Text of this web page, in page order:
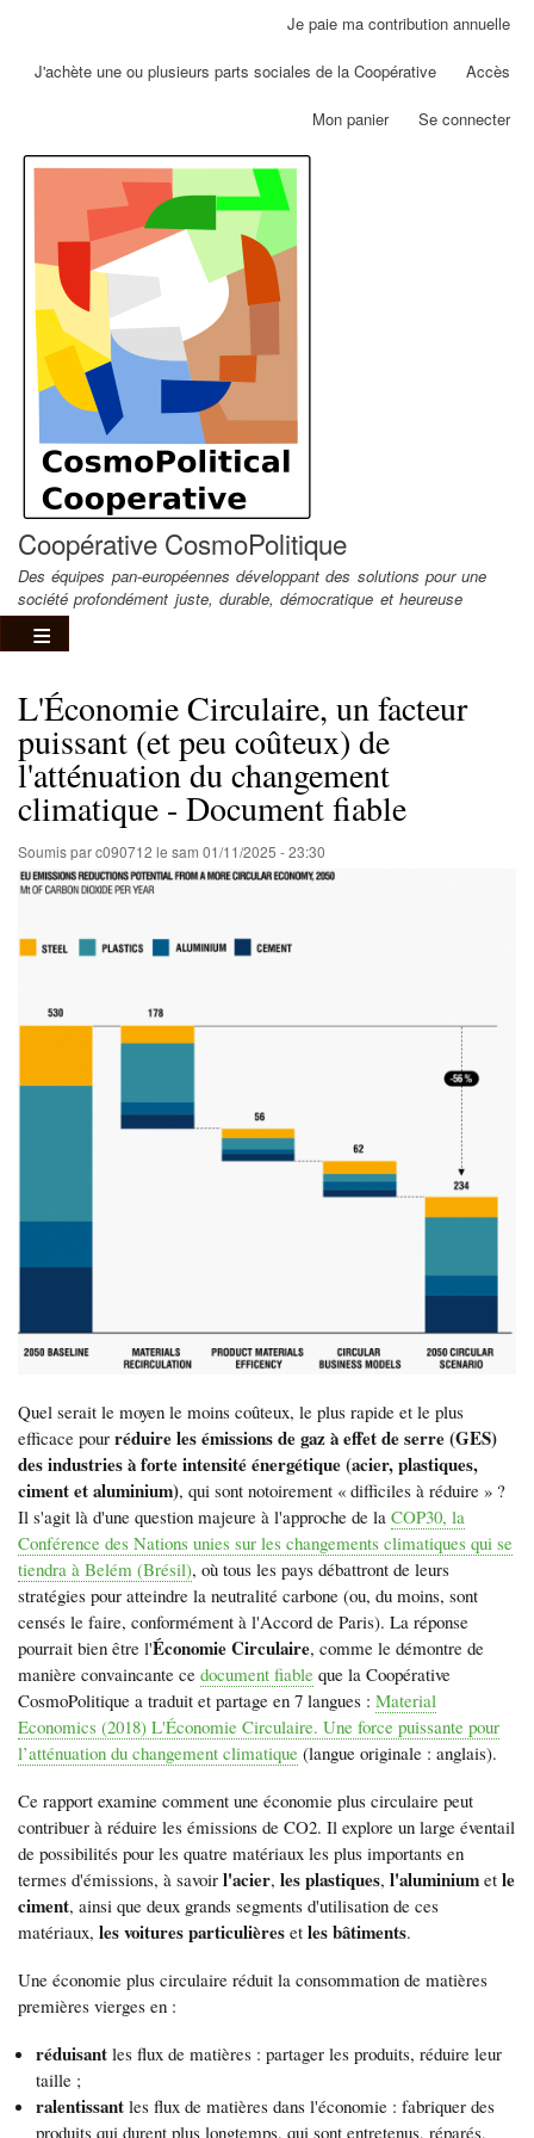
Aller
contenu
Je paie ma contribution annuelle
J'achète une ou plusieurs parts sociales de la Coopérative Accès
Mon panier Se connecter
Coopérative CosmoPolitique
Des équipes pan-européennes développant des solutions pour une
société profondément juste, durable, démocratique et heureuse
L'Économie Circulaire, un facteur
puissant (et peu coûteux) de
l'atténuation du changement
climatique - Document fiable
Soumis parc090712 le sam 01/11/2025 - 23:30
Quel serait le moyen le moins coûteux, le plus rapide et le plus
efficace pour réduire les émissions de gaz à effet de serre (GES)
des industries à forte intensité énergétique (acier, plastiques,
ciment et aluminium), qui sont notoirement « difficiles à réduire » ?
Il s'agit là d'une question majeure à l'approche de la COP30, la
Conférence des Nations unies sur les changements climatiques qui se
tiendra à Belém (Brésil), où tous les pays débattront de leurs
stratégies pour atteindre la neutralité carbone (ou, du moins, sont
censés le faire, conformément à l'Accord de Paris). La réponse
pourrait bien être l'Économie Circulaire, comme le démontre de
manière convaincante ce document fiable que la Coopérative
CosmoPolitique a traduit et partage en 7 langues : Material
Economics (2018) L'Économie Circulaire. Une force puissante pour
l’atténuation du changement climatique (langue originale : anglais).
Ce rapport examine comment une économie plus circulaire peut
contribuer à réduire les émissions de CO2. Il explore un large éventail
de possibilités pour les quatre matériaux les plus importants en
termes d'émissions, à savoir l'acier, les plastiques, l'aluminium et le
ciment, ainsi que deux grands segments d'utilisation de ces
matériaux, les voitures particulières et les bâtiments.
Une économie plus circulaire réduit la consommation de matières
premières vierges en :
réduisant les flux de matières : partager les produits, réduire leur
taille ;
ralentissant les flux de matières dans l'économie : fabriquer des
produits qui durent plus longtemps, qui sont entretenus, réparés,